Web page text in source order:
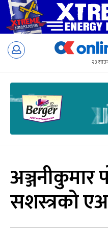
Skip
२३
अञ्जनीकुमार
सशस्त्रको